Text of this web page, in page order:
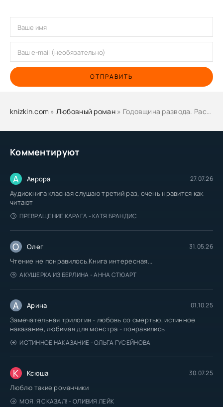
Комментируют
А Аврора 27.07.26
Аудиокнига класная слушаю третий раз, очень нравится как
читают
ПРЕВРАЩЕНИЕ КАРАГА - КАТЯ БРАНДИС
О Олег 31.05.26
Чтение не понравилось.Книга интересная...
АКУШЕРКА ИЗ БЕРЛИНА - АННА СТЮАРТ
А Арина 01.10.25
Замечательная трилогия - любовь со смертью, истинное
наказание, любимая для монстра - понравились
ИСТИННОЕ НАКАЗАНИЕ - ОЛЬГА ГУСЕЙНОВА
К Ксюша 30.07.25
Люблю такие романчики
МОЯ. Я СКАЗАЛ! - ОЛИВИЯ ЛЕЙК
ОТПРАВИТЬ
knizkin.com » Любовный роман» Годовщина развода. Растопить лёд - Блио Элен